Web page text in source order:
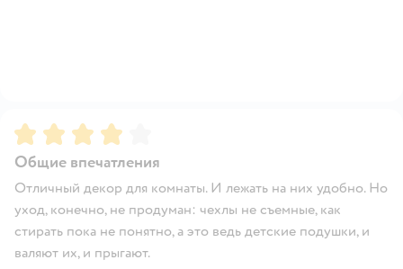
Рейтинг:4
Общие впечатления
Отличный декор для комнаты. И лежать на них удобно. Но
уход, конечно, не продуман: чехлы не съемные, как
стирать пока не понятно, а это ведь детские подушки, и
валяют их, и прыгают.